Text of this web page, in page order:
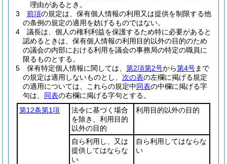
理由があるとき。
3
前項の規定は、保有個人情報の利用又は提供を制限する他
の条例の規定の適用を妨げるものではない。
4
議長は、個人の権利利益を保護するため特に必要があると
認めるときは、保有個人情報の利用目的以外の目的のため
の議会の内部における利用を議会の事務局の特定の職員に
限るものとする。
5
保有特定個人情報に関しては、 第2項第2号から第4号まで
の規定は適用しないものとし、 次の表の左欄に掲げる規定
の適用については、これらの規定中同表の中欄に掲げる字
句は、 同表の右欄に掲げる字句とする。
第12条第1項
法令に基づく場合
を除き、利用目的
以外の目的
利用目的以外の目的
自ら利用し、又は
提供してはならな
い
自ら利用してはならな
い